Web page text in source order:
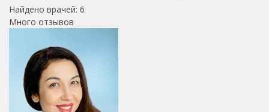
Найдено врачей: 6
Много отзывов